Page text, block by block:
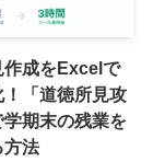
作成をExcelで
「道徳所見攻
期末の残業を
方法